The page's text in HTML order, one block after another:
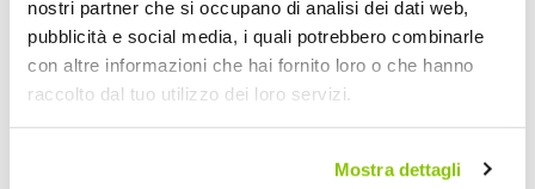
nostri partner che si occupano di analisi dei dati web,
pubblicità e social media, i quali potrebbero combinarle
con altre informazioni che hai fornito loro o che hanno
raccolto dal tuo utilizzo dei loro servizi.
Mostra dettagli